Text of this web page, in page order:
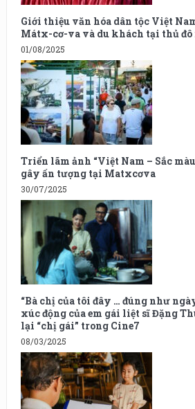
Giới thiệu văn hóa dân tộc Việt
Mátx-cơ-va và du khách tại thủ đô
01/08/2025
Triển lãm ảnh “Việt Nam – Sắc
gây ấn tượng tại Matxcơva
30/07/2025
“Bà chị của tôi đây … đúng như
xúc động của em gái liệt sĩ Đặng
lại “chị gái” trong Cine7
08/03/2025